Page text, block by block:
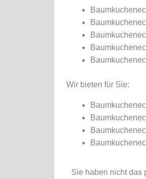
Wir bieten für Sie:
Sie haben nicht das